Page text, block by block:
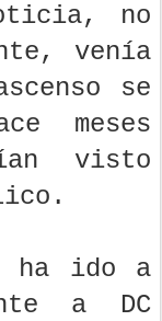
no
venía
se
meses
visto
ha ido a
a DC